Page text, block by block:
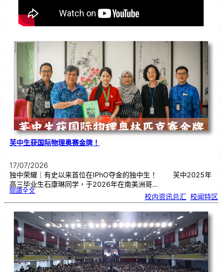
芙中生获国际物理奥赛金牌！
17/07/2026
独中荣耀｜有史以来首位在IPhO夺金的独中生！ 芙中2025年
高三毕业生石康琳同学，于2026年在南美洲哥…
閱讀全文:芙
获
际
物
理
赛
金
牌
！
校内资讯总汇 校闻特区